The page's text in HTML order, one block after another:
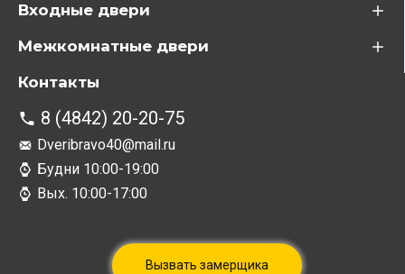
Входные двери
Межкомнатные двери
Контакты
8 (4842) 20-20-75
Dveribravo40@mail.ru
Будни 10:00-19:00
Вых. 10:00-17:00
Вызвать замерщика